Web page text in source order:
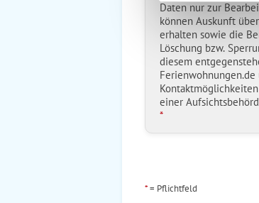
Daten nur zur
können Auskunft
erhalten sowie die
Löschung bzw.
diesem
einer
*
*= Pflichtfeld